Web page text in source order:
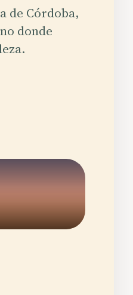
de Córdoba,
donde